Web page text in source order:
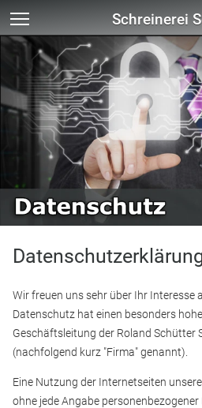
Schreinerei
Wir freuen uns sehr über Ihr Interesse
Datenschutz hat einen besonders
Geschäftsleitung der Roland Schütter
(nachfolgend kurz "Firma" genannt).
Eine Nutzung der Internetseiten
ohne jede Angabe